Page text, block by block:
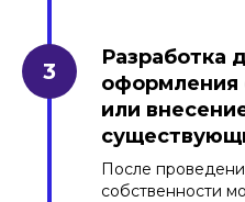
Разработка
или
После
собственности